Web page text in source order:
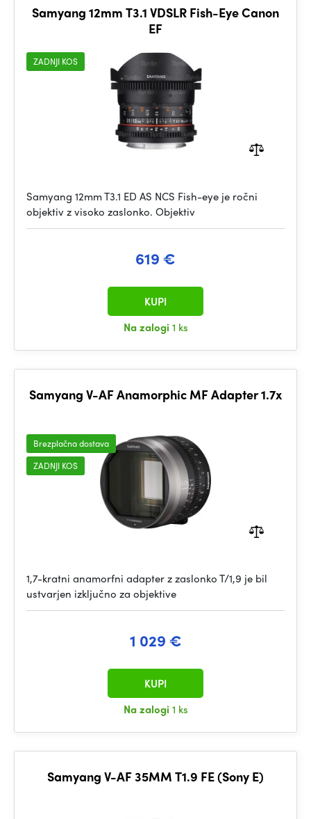
Samyang 12mm T3.1 VDSLR Fish-Eye Canon
EF
ZADNJI KOS
Samyang 12mm T3.1 ED AS NCS Fish-eye je ročni
objektiv z visoko zaslonko. Objektiv
619 €
Na zalogi 1 ks
KUPI
Samyang V-AF Anamorphic MF Adapter 1.7x
Brezplačna dostava
ZADNJI KOS
1,7-kratni anamorfni adapter z zaslonko T/1,9 je bil
ustvarjen izključno za objektive
1 029 €
Na zalogi 1 ks
KUPI
Samyang V-AF 35MM T1.9 FE (Sony E)